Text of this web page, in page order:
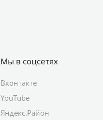
Мы в соцсетях
Вконтакте
YouTube
Яндекс.Район